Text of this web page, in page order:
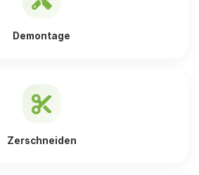
Demontage
Zerschneiden